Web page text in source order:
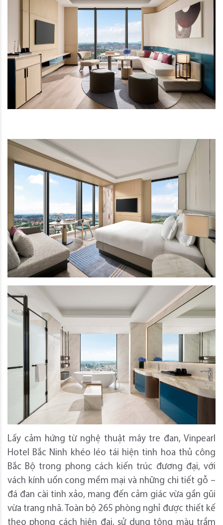
Lấy cảm hứng từ nghệ thuật mây tre đan, Vinpearl
Hotel Bắc Ninh khéo léo tái hiện tinh hoa thủ công
Bắc Bộ trong phong cách kiến trúc đương đại, với
vách kính uốn cong mềm mại và những chi tiết gỗ –
đá đan cài tinh xảo, mang đến cảm giác vừa gần gũi
vừa trang nhã. Toàn bộ 265 phòng nghỉ được thiết kế
theo phong cách hiện đại, sử dụng tông màu trầm